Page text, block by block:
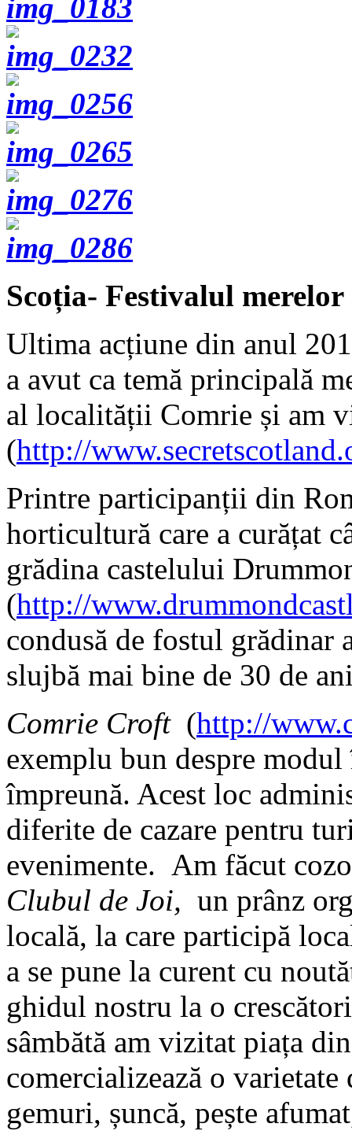
Scoția- Festivalul
Ultima acțiune din anul
a avut ca temă principală
al localității Comrie și am
(http://
Printre participanții din
horticultură care a curățat
grădina castelului
(http://
condusă de fostul grădinar
slujbă mai bine de 30 de
Comrie Croft(http://
exemplu bun despre
împreună. Acest loc
diferite de cazare pentru
evenimente. Am făcut
Clubul de Joi, un prânz
locală, la care participă
a se pune la curent cu
ghidul nostru la o
sâmbătă am vizitat piața
comercializează o varietate
gemuri, șuncă, pește